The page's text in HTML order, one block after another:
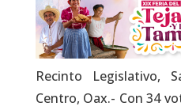
Recinto Legislativo,
Centro, Oax.- Con 34